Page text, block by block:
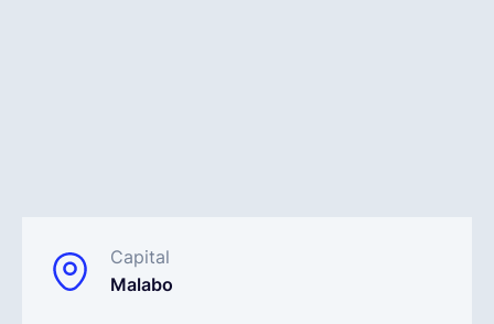
Capital
MalaboDemander une démo